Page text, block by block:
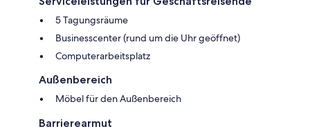
5 Tagungsräume
Businesscenter (rund um die Uhr geöffnet)
Computerarbeitsplatz
Außenbereich
Möbel für den Außenbereich
Barrierearmut